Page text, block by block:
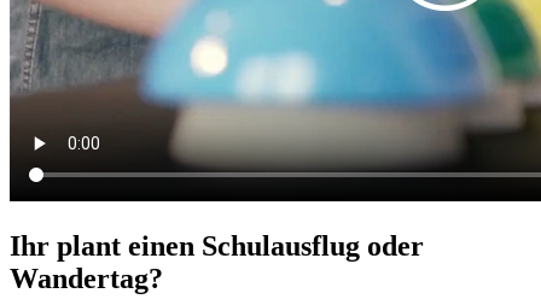
Ihr plant einen Schulausflug oder
Wandertag?